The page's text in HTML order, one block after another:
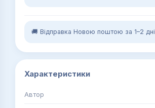
🚚 Відправка Новою поштою за 1–2 дні
Характеристики
Автор